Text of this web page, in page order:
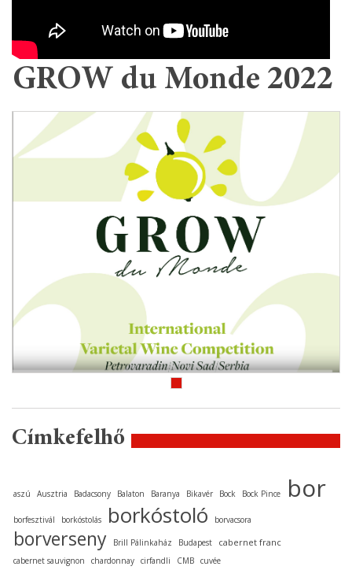
GROW du Monde 2022
Címkefelhő
aszú Ausztria Badacsony Balaton Baranya Bikavér Bock Bock Pince bor
borfesztivál borkóstolás borkóstoló borvacsora
borverseny Brill Pálinkaház Budapest cabernet franc
cabernet sauvignon chardonnay cirfandli CMB cuvée